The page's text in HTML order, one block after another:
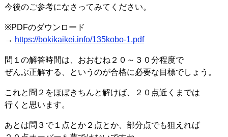
今後のご参考になさってみてください。
※PDFのダウンロード
→ https://bokikaikei.info/135kobo-1.pdf
問１の解答時間は、おおむね２０～３０分程度で
ぜんぶ正解する、というのが合格に必要な目標でしょう。
これと問２をほぼきちんと解けば、２０点近くまでは
行くと思います。
あとは問３で１点とか２点とか、部分点でも狙えれば